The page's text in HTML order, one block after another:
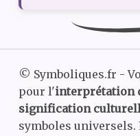
© Symboliques.fr -
pour l'interprétation
signification
symboles universels.